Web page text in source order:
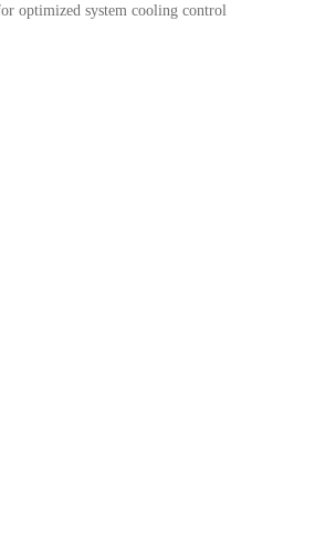
optimized system cooling control